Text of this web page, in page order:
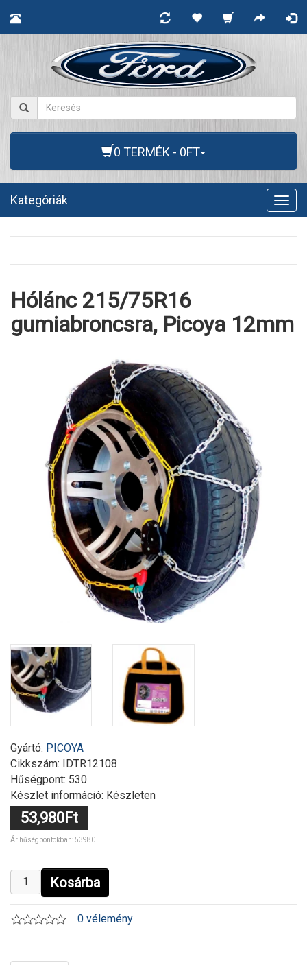
0 TERMÉK - 0FT
Kategóriák
Hólánc 215/75R16
gumiabroncsra, Picoya 12mm
Gyártó: PICOYA
Cikkszám: IDTR12108
Hűségpont: 530
Készlet információ: Készleten
53,980Ft
Ár hűségpontokban: 53980
Kosárba
0 vélemény